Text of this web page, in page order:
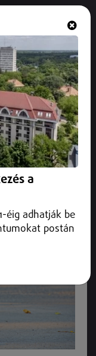
as km
226-os és a 218-
a
éig adhatják be
postán